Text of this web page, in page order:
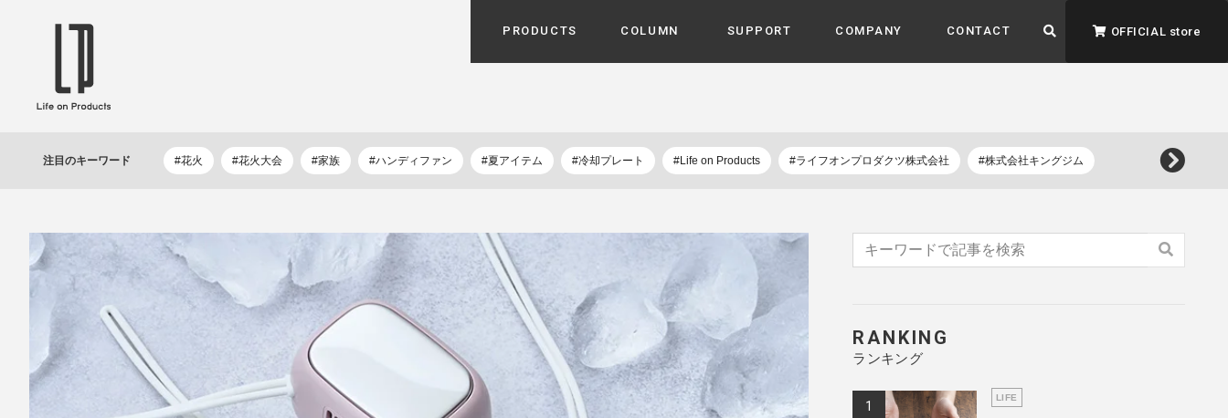
PRODUCTS
冷凍庫 / 掃除用品 / 加湿器 / ハンディ
ファン / ヒーター etc
ディフューザー / ルームスプレー / ア
スパ / EMS機器 etc
テリー / アダプター etc
JAVALO ELF
シーリングファン / ペンダントライト
/ インテリアライト / 電球 etc
plus more
キッチン家電 / 加湿器 / ハンディファ
ン / ヒーター etc
キッチン家電 / 加湿器 / ハンディファ
ン / ヒーター etc
Sifflus
ハンモック / ティピー / テント etc
Onlili
陶器エコ加湿器 etc
TOUCHBeauty
美顔器 / 多機能ブラシ / ドライヤー
家事・生活雑貨
デジタル雑貨
ハンモック・ティピー・テント
ライト・シーリングファン
バイク・アウトドア
COLUMN SUPPORT COMPANY
ABOUT US
Life on Productsについて
MESSAGE
代表取締役挨拶 / 経営理念 / 方針 会社概要 / 沿革
ADVANTAGE&VISION
CONTACT OFFICIAL store
注目のキーワード #花火 #花火大会 #家族 #ハンディファン #夏アイテム #冷却プレート #Life on Products #ライフオンプロダクツ株式会社 #株式会社キングジム
RANKING
ランキング
LIFE